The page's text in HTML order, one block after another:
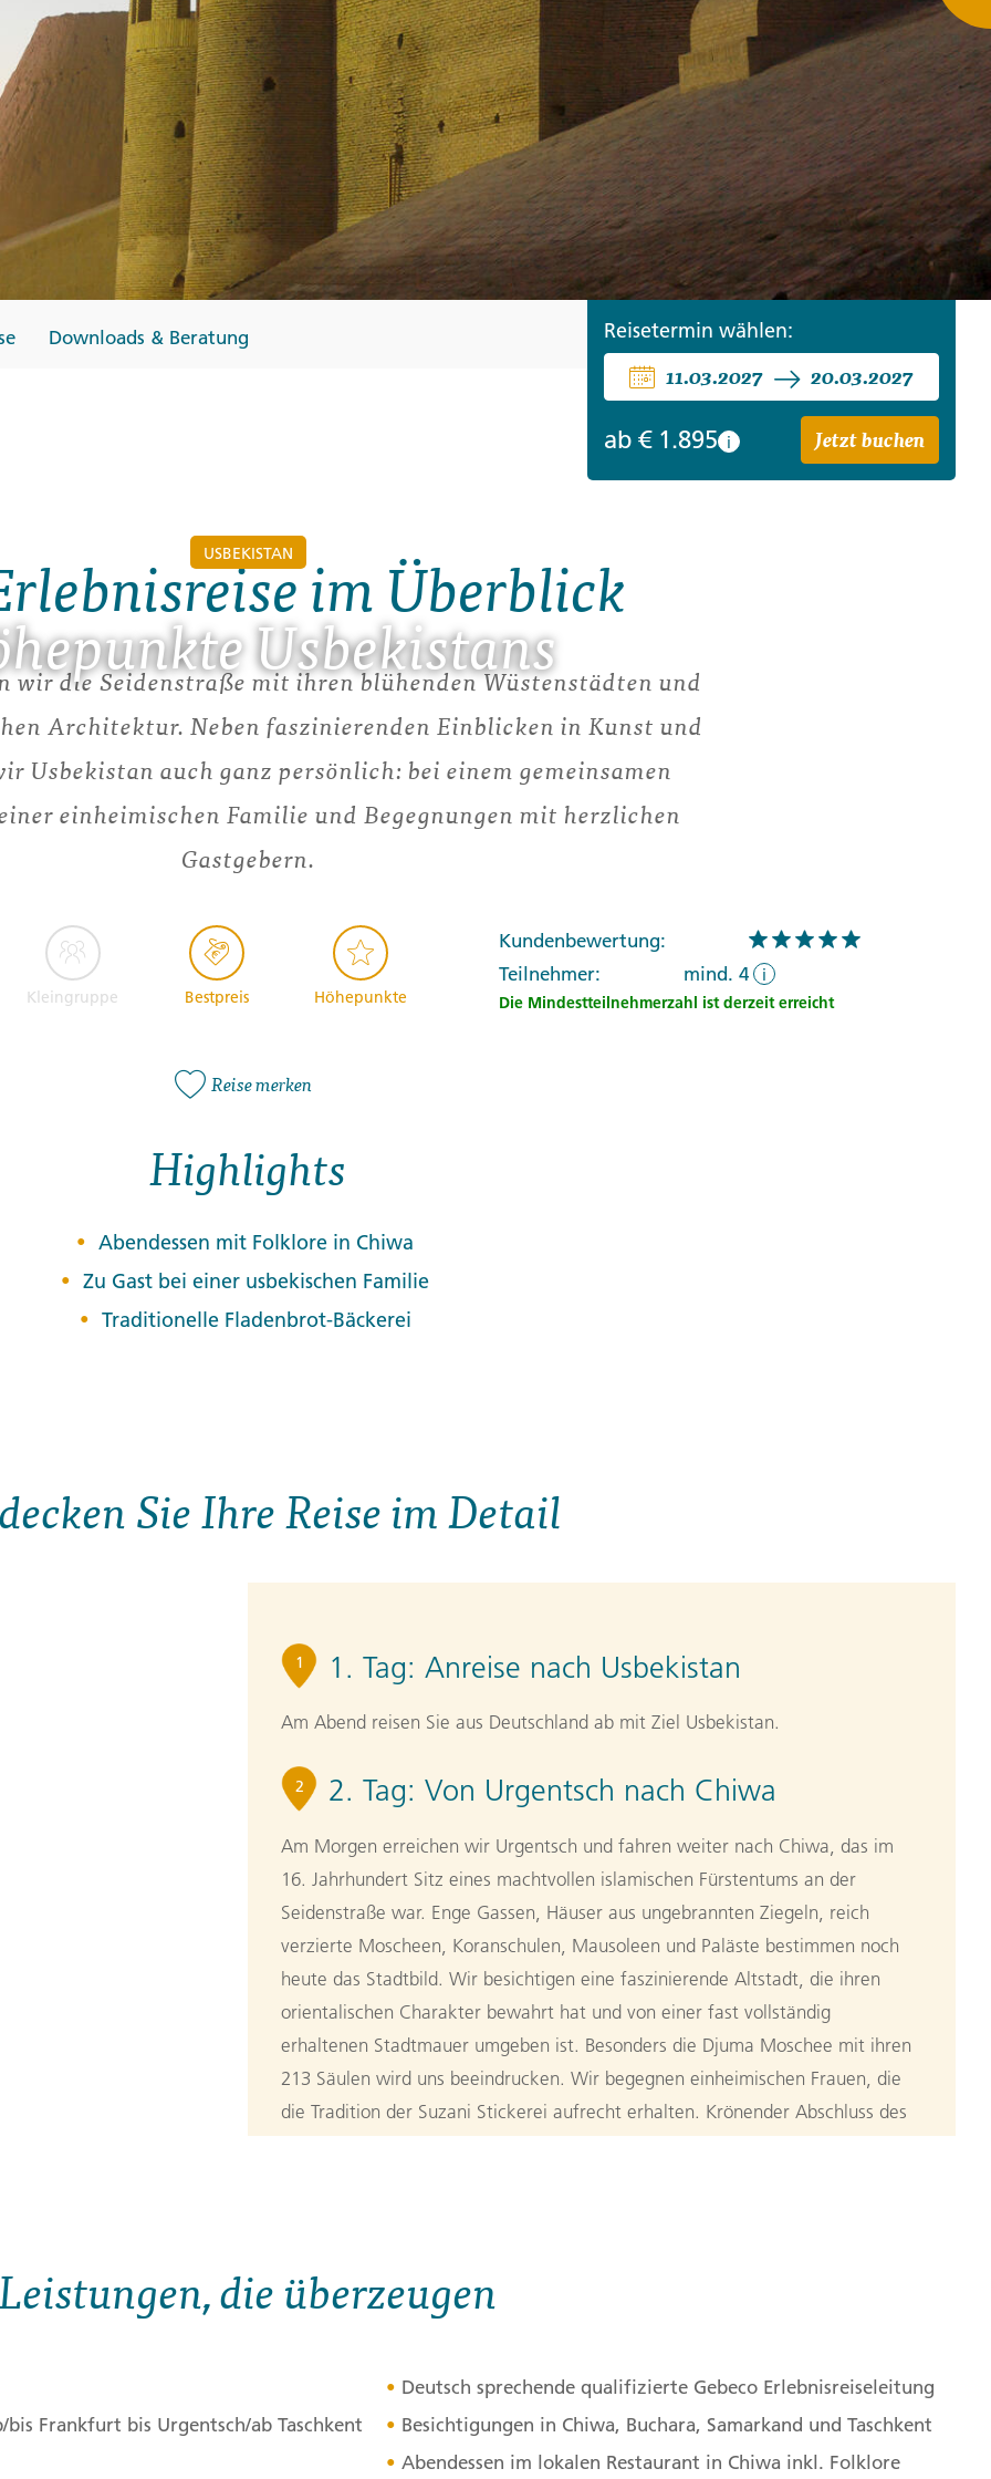
Finnland
Montenegro
Zypern
Beratung+49 (0) 431 5446-0 Reisefinder öffnen
Beratung +49 (0) 431 5446-0 Reisefinder öffnen
+49 (0) 431 5446-0 Reisefinder öffnen
USBEKISTAN
Usbekistans
Downloads & Beratung Reisetermin wählen:
11.03.2027 20.03.2027
ab € 1.895 i Jetzt buchen
im Überblick
wir die Seidenstraße mit ihren blühenden Wüstenstädten und
Architektur. Neben faszinierenden Einblicken in Kunst und
Usbekistan auch ganz persönlich: bei einem gemeinsamen
einheimischen Familie und Begegnungen mit herzlichen
Gastgebern.
Kleingruppe Bestpreis Höhepunkte
Kundenbewertung:
Teilnehmer:
mind. 4
i
Die Mindestteilnehmerzahl ist derzeit erreicht
Reise merken
Highlights
Abendessen mit Folklore in Chiwa
Zu Gast bei einer usbekischen Familie
Traditionelle Fladenbrot-Bäckerei
Sie Ihre Reise im Detail
1 1. Tag: Anreise nach Usbekistan
Am Abend reisen Sie aus Deutschland ab mit Ziel Usbekistan.
2 2. Tag: Von Urgentsch nach Chiwa
Am Morgen erreichen wir Urgentsch und fahren weiter nach Chiwa, das im
16. Jahrhundert Sitz eines machtvollen islamischen Fürstentums an der
Seidenstraße war. Enge Gassen, Häuser aus ungebrannten Ziegeln, reich
verzierte Moscheen, Koranschulen, Mausoleen und Paläste bestimmen noch
heute das Stadtbild. Wir besichtigen eine faszinierende Altstadt, die ihren
orientalischen Charakter bewahrt hat und von einer fast vollständig
erhaltenen Stadtmauer umgeben ist. Besonders die Djuma Moschee mit ihren
213 Säulen wird uns beeindrucken. Wir begegnen einheimischen Frauen, die
die Tradition der Suzani Stickerei aufrecht erhalten. Krönender Abschluss des
1. Urgentsch,2. Chiwa
Nach dem Frühstück fahren wir mit unserem komfortablen Reisebus nach
die überzeugen
Frankfurt bis Urgentsch/ab Taschkent
Deutsch sprechende qualifizierte Gebeco Erlebnisreiseleitung
Besichtigungen in Chiwa, Buchara, Samarkand und Taschkent
Abendessen im lokalen Restaurant in Chiwa inkl. Folklore